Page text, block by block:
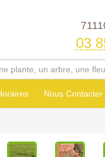
03
Nous Contacter